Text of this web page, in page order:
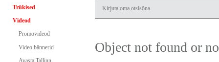
Trükised
Videod
Promovideod
Video bännerid
Object not found or